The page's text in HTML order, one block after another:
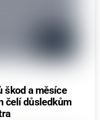
škod a měsíce
čelí důsledkům